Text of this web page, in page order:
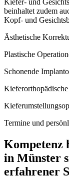
Kiefer- und
beinhaltet zudem
Kopf- und
Ästhetische
Plastische
Schonende
Termine und
Kompetenz
in Münster
erfahrener